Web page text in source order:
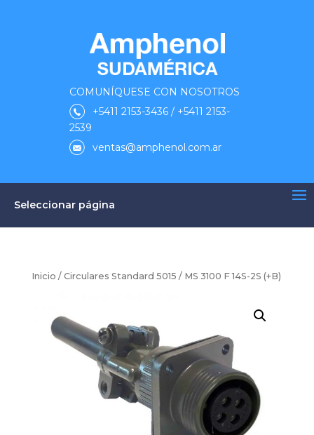
COMUNÍQUESE CON NOSOTROS
+5411 2153-3436 / +5411 2153-
2539
ventas@amphenol.com.ar
Seleccionar página
Inicio / Circulares Standard 5015 / MS 3100 F 14S-2S (+B)